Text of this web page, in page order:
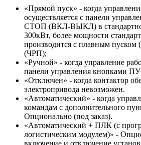
«Прямой пуск» - когда
осуществляется с панели
СТОП (ВКЛ-ВЫКЛ) в
300кВт, более мощности
производится с плавным
(ЧРП);
«Ручной» - когда управление
панели управления кнопками
«Отключен» - когда контактор
электропривода невозможен.
«Автоматический» - когда
командам с дополнительного
Опционально (под заказ).
«Автоматический + ПЛК (с
логистическим модулем)» -
включение и отключение